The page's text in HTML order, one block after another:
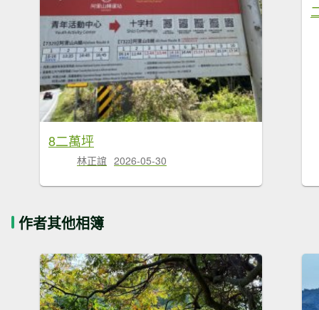
8二萬坪
林正誼 2026-05-30
作者其他相簿